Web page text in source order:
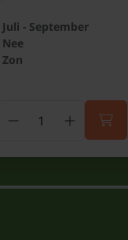
Juli - September
Nee
Zon